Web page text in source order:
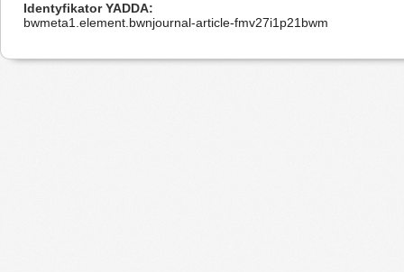
Identyfikator YADDA
bwmeta1.element.bwnjournal-article-fmv27i1p21bwm